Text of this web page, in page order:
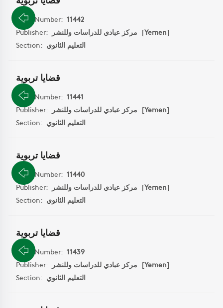
Book Number: 11442
Publisher: مركز عبادي للدراسات وللنشر [Yemen]
Section: التعليم الثانوي
قضايا تربوية
Book Number: 11441
Publisher: مركز عبادي للدراسات وللنشر [Yemen]
Section: التعليم الثانوي
قضايا تربوية
Book Number: 11440
Publisher: مركز عبادي للدراسات وللنشر [Yemen]
Section: التعليم الثانوي
قضايا تربوية
Book Number: 11439
Publisher: مركز عبادي للدراسات وللنشر [Yemen]
Section: التعليم الثانوي